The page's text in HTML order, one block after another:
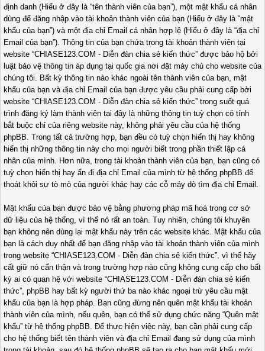
định danh (Hiểu ở đây là “tên thành viên của bạn”), một mật khẩu cá nhân
dùng để đăng nhập vào tài khoản thành viên của bạn (Hiểu ở đây là “mật
khẩu của bạn”) và một địa chỉ Email cá nhân hợp lệ (Hiểu ở đây là “địa chỉ
Email của bạn”). Thông tin của bạn chứa trong tài khoản thành viên tại
website “CHIASE123.COM - Diễn đàn chia sẻ kiến thức” được bảo hộ bởi
luật bảo vệ thông tin áp dụng tại quốc gia nơi đặt máy chủ cho website của
chúng tôi. Bất kỳ thông tin nào khác ngoài tên thành viên của bạn, mật
khẩu của bạn và địa chỉ Email của bạn được yêu cầu phải cung cấp bởi
website “CHIASE123.COM - Diễn đàn chia sẻ kiến thức” trong suốt quá
trình đăng ký làm thành viên tại đây là những thông tin tuỳ chọn có tính
bắt buộc chỉ của riêng website này, không phải yêu cầu của hệ thống
phpBB. Trong tất cả trường hợp, bạn đều có tuỳ chọn hiển thị hay không
hiển thị những thông tin này cho mọi người biết trong phần thiết lập cá
nhân của mình. Hơn nữa, trong tài khoản thành viên của bạn, bạn cũng có
tuỳ chọn hiển thị hay ẩn đi địa chỉ Email của mình từ hệ thống phpBB để
thoát khỏi sự tò mò của người khác hay các cỗ máy dò tìm địa chỉ Email.
Mật khẩu của bạn được bảo vệ bằng phương pháp mã hoá trong cơ sở
dữ liệu của hệ thống, vì thế nó rất an toàn. Tuy nhiên, chúng tôi khuyên
bạn không nên dùng lại mật khẩu này trên các website khác. Mật khẩu của
bạn là cách duy nhất để bạn đăng nhập vào tài khoản thành viên của mình
trong website “CHIASE123.COM - Diễn đàn chia sẻ kiến thức”, vì thế hãy
cất giữ nó cẩn thận và trong trường hợp nào cũng không cung cấp cho bất
kỳ ai có quan hệ với website “CHIASE123.COM - Diễn đàn chia sẻ kiến
thức”, phpBB hay bất kỳ người thứ ba nào khác ngoại trừ yêu cầu mật
khẩu của bạn là hợp pháp. Bạn cũng đừng nên quên mật khẩu tài khoản
thành viên của mình, nếu quên, bạn có thể sử dụng chức năng “Quên mật
khẩu” từ hệ thống phpBB. Để thực hiện việc này, bạn cần phải cung cấp
cho hệ thống biết tên thành viên và địa chỉ Email đang sử dụng của mình